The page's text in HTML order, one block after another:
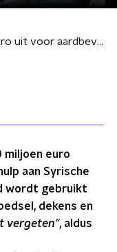
Kabinet trekt 10 miljoen euro uit voor aardbevingsslachtoffers Syrië
euro
aan Syrische
wordt gebruikt
dekens en
vergeten", aldus